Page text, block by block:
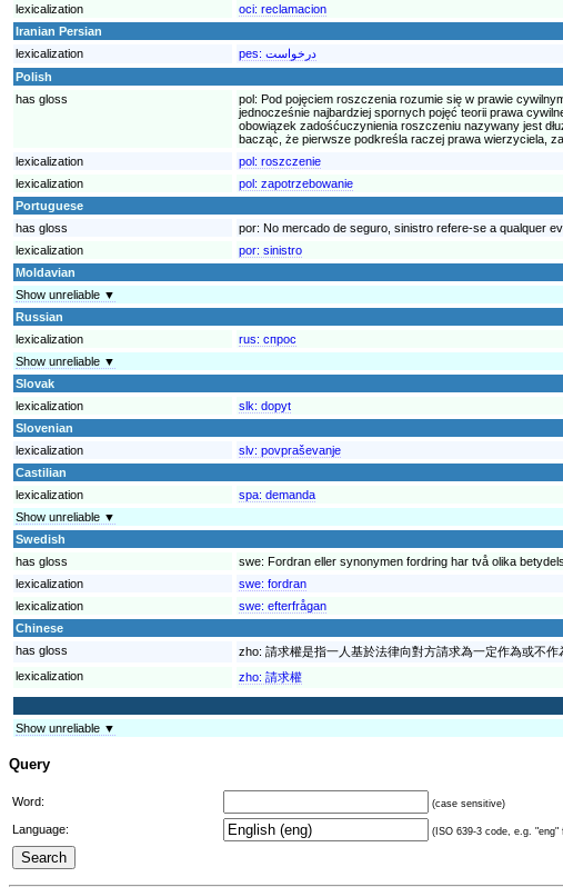
lexicalization
oci: reclamacion
Iranian Persian
lexicalization
pes: درخواست
Polish
has gloss
pol: Pod pojęciem roszczenia rozumie się w prawie
jednocześnie najbardziej spornych pojęć teorii prawa
obowiązek zadośćuczynienia roszczeniu nazywany jest
bacząc, że pierwsze podkreśla raczej prawa wierzyciela,
lexicalization
pol: roszczenie
lexicalization
pol: zapotrzebowanie
Portuguese
has gloss
por: No mercado de seguro, sinistro refere-se a qualquer
lexicalization
por: sinistro
Moldavian
Show unreliable ▼
Russian
lexicalization
rus: спрос
Show unreliable ▼
Slovak
lexicalization
slk: dopyt
Slovenian
lexicalization
slv: povpraševanje
Castilian
lexicalization
spa: demanda
Show unreliable ▼
Swedish
has gloss
swe: Fordran eller synonymen fordring har två olika
lexicalization
swe: fordran
lexicalization
swe: efterfrågan
Chinese
has gloss
zho: 請求權是指一人基於法律向對方請求為一定作為或不
lexicalization
zho: 請求權
Show unreliable ▼
Query
Word: (case sensitive)
Language: (ISO 639-3 code, e.g. "eng"